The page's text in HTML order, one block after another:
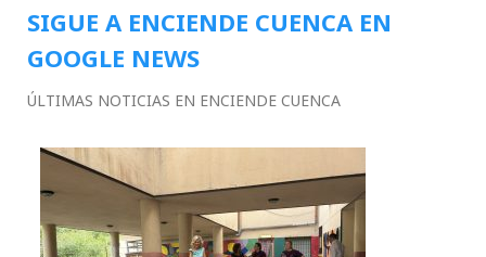
SIGUE A ENCIENDE CUENCA EN
GOOGLE NEWS
ÚLTIMAS NOTICIAS EN ENCIENDE CUENCA